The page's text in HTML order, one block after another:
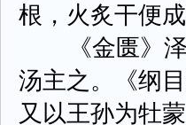
根，火炙干便
《金匮》泽
汤主之。《纲
又以王孙为牡